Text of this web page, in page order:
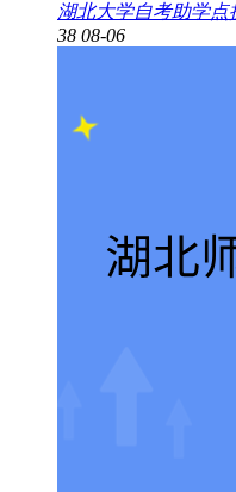
湖北大学自考助学点
38 08-06